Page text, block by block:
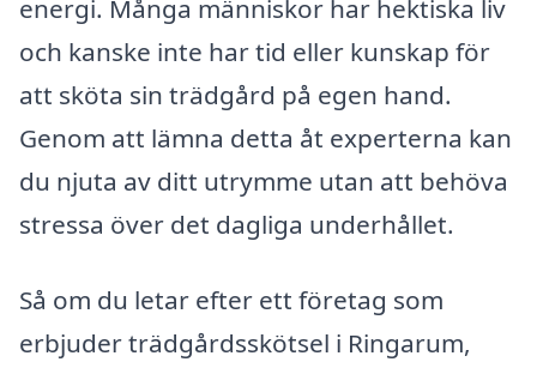
energi. Många människor har hektiska liv
och kanske inte har tid eller kunskap för
att sköta sin trädgård på egen hand.
Genom att lämna detta åt experterna kan
du njuta av ditt utrymme utan att behöva
stressa över det dagliga underhållet.
Så om du letar efter ett företag som
erbjuder trädgårdsskötsel i Ringarum,